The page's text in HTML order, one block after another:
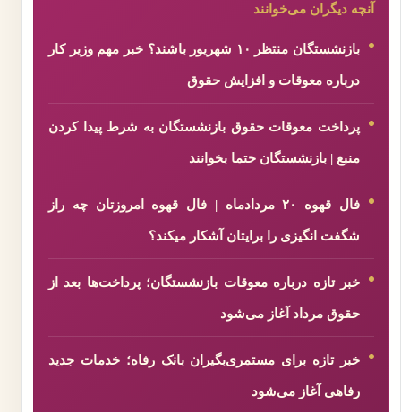
آنچه دیگران می‌خوانند
بازنشستگان منتظر ۱۰ شهریور باشند؟ خبر مهم وزیر کار
درباره معوقات و افزایش حقوق
پرداخت معوقات حقوق بازنشستگان به شرط پیدا کردن
منبع | بازنشستگان حتما بخوانند
فال قهوه ۲۰ مردادماه | فال قهوه امروزتان چه راز
شگفت انگیزی را برایتان آشکار میکند؟
خبر تازه درباره معوقات بازنشستگان؛ پرداخت‌ها بعد از
حقوق مرداد آغاز می‌شود
خبر تازه برای مستمری‌بگیران بانک رفاه؛ خدمات جدید
رفاهی آغاز می‌شود